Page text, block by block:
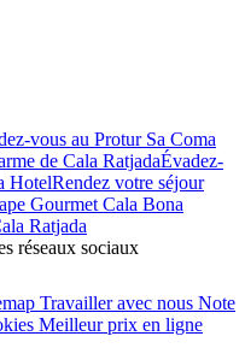
vous au Protur Sa Coma
de Cala RatjadaÉvadez-
HotelRendez votre séjour
Gourmet Cala Bona
Ratjada
réseaux sociaux
Travailler avec nous Note
Meilleur prix en ligne